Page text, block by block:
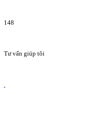
148
Tư vấn giúp tôi